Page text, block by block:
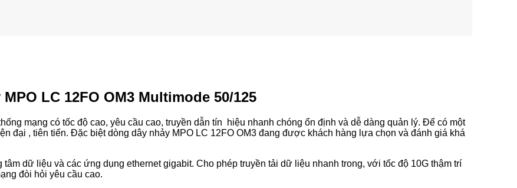
LC 12FO OM3 Multimode 50/125
mạng có tốc độ cao, yêu cầu cao, truyền dẫn tín hiệu nhanh chóng ổn định và dễ dàng quản lý. Để có một
đại , tiên tiến. Đặc biệt dòng dây nhảy MPO LC 12FO OM3 đang được khách hàng lựa chọn và đánh giá khá
dữ liệu và các ứng dụng ethernet gigabit. Cho phép truyền tải dữ liệu nhanh trong, với tốc độ 10G thậm trí
đòi hỏi yêu cầu cao.